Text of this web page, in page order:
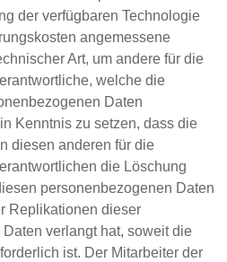
der verfügbaren Technologie
angemessene
Art, um andere für die
welche die
Daten
Kenntnis zu setzen, dass die
diesen anderen für die
die Löschung
personenbezogenen Daten
Replikationen dieser
verlangt hat, soweit die
ist. Der Mitarbeiter der